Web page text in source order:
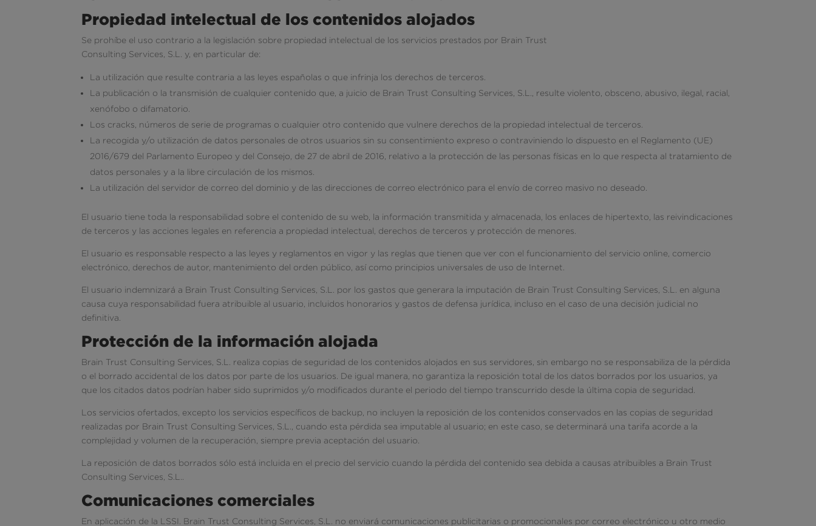
Propiedad intelectual de los contenidos alojados
Se prohíbe el uso contrario a la legislación sobre propiedad intelectual de los servicios prestados por Brain Trust
Consulting Services, S.L. y, en particular de:
La utilización que resulte contraria a las leyes españolas o que infrinja los derechos de terceros.
La publicación o la transmisión de cualquier contenido que, a juicio de Brain Trust Consulting Services, S.L., resulte violento, obsceno, abusivo, ilegal, racial,
xenófobo o difamatorio.
Los cracks, números de serie de programas o cualquier otro contenido que vulnere derechos de la propiedad intelectual de terceros.
La recogida y/o utilización de datos personales de otros usuarios sin su consentimiento expreso o contraviniendo lo dispuesto en el Reglamento (UE)
2016/679 del Parlamento Europeo y del Consejo, de 27 de abril de 2016, relativo a la protección de las personas físicas en lo que respecta al tratamiento de
datos personales y a la libre circulación de los mismos.
La utilización del servidor de correo del dominio y de las direcciones de correo electrónico para el envío de correo masivo no deseado.
El usuario tiene toda la responsabilidad sobre el contenido de su web, la información transmitida y almacenada, los enlaces de hipertexto, las reivindicaciones
de terceros y las acciones legales en referencia a propiedad intelectual, derechos de terceros y protección de menores.
El usuario es responsable respecto a las leyes y reglamentos en vigor y las reglas que tienen que ver con el funcionamiento del servicio online, comercio
electrónico, derechos de autor, mantenimiento del orden público, así como principios universales de uso de Internet.
El usuario indemnizará a Brain Trust Consulting Services, S.L. por los gastos que generara la imputación de Brain Trust Consulting Services, S.L. en alguna
causa cuya responsabilidad fuera atribuible al usuario, incluidos honorarios y gastos de defensa jurídica, incluso en el caso de una decisión judicial no
definitiva.
Protección de la información alojada
Brain Trust Consulting Services, S.L. realiza copias de seguridad de los contenidos alojados en sus servidores, sin embargo no se responsabiliza de la pérdida
o el borrado accidental de los datos por parte de los usuarios. De igual manera, no garantiza la reposición total de los datos borrados por los usuarios, ya
que los citados datos podrían haber sido suprimidos y/o modificados durante el periodo del tiempo transcurrido desde la última copia de seguridad.
Los servicios ofertados, excepto los servicios específicos de backup, no incluyen la reposición de los contenidos conservados en las copias de seguridad
realizadas por Brain Trust Consulting Services, S.L., cuando esta pérdida sea imputable al usuario; en este caso, se determinará una tarifa acorde a la
complejidad y volumen de la recuperación, siempre previa aceptación del usuario.
La reposición de datos borrados sólo está incluida en el precio del servicio cuando la pérdida del contenido sea debida a causas atribuibles a Brain Trust
Consulting Services, S.L..
Comunicaciones comerciales
En aplicación de la LSSI. Brain Trust Consulting Services, S.L. no enviará comunicaciones publicitarias o promocionales por correo electrónico u otro medio